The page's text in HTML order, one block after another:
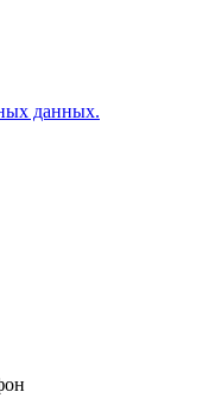
данных.